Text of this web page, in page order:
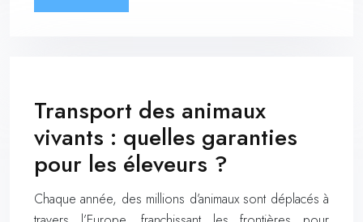
Transport des animaux
vivants : quelles garanties
pour les éleveurs ?
Chaque année, des millions d’animaux sont déplacés à